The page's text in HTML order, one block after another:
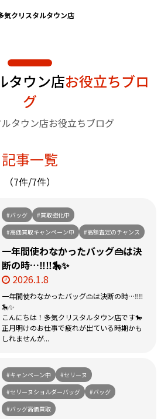
気クリスタルタウン店
タウン店お役立ちブロ
グ
タウン店お役立ちブログ
記事一覧
（7件/7件）
#バッグ
#買取強化中
#高価買取キャンペーン中
#高額査定のチャンス
一年間使わなかったバッグ👜は決
断の時…‼️‼️🎠✨
2026.1.8
一年間使わなかったバッグ👜は決断の時…‼️‼️
🎠✨
こんにちは！多気クリスタルタウン店です🐎
正月明けのお仕事で疲れが出ている時期かも
しれませんが...
#キャンペーン中
#セリーヌ
#セリーヌショルダーバッグ
#バッグ
#バッグ高価買取